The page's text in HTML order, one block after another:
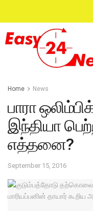
Home News
பாரா
இந்தியா
எத்தனை?
September 15, 2016